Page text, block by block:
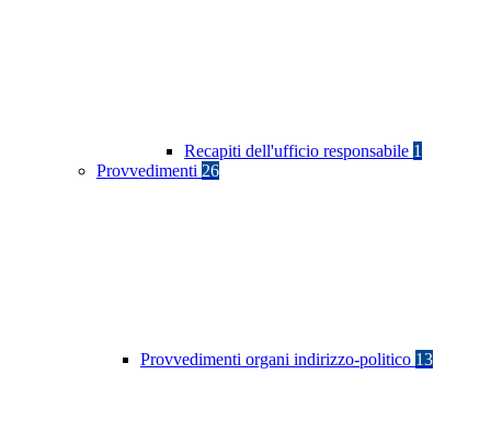
Recapiti dell'ufficio responsabile 1
Provvedimenti 26
Provvedimenti organi indirizzo-politico 13